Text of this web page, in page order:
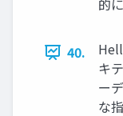
的
40.
キ
ー
な